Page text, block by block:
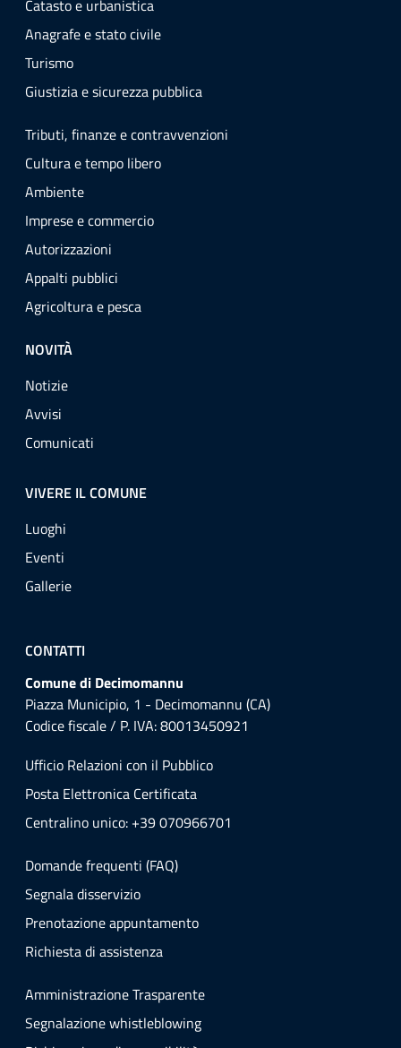
Catasto e urbanistica
Anagrafe e stato civile
Turismo
Giustizia e sicurezza pubblica
Tributi, finanze e contravvenzioni
Cultura e tempo libero
Ambiente
Imprese e commercio
Autorizzazioni
Appalti pubblici
Agricoltura e pesca
NOVITÀ
Notizie
Avvisi
Comunicati
VIVERE IL COMUNE
Luoghi
Eventi
Gallerie
CONTATTI
Comune di Decimomannu
Piazza Municipio, 1 - Decimomannu (CA)
Codice fiscale / P. IVA: 80013450921
Ufficio Relazioni con il Pubblico
Posta Elettronica Certificata
Centralino unico: +39 070966701
Domande frequenti (FAQ)
Segnala disservizio
Prenotazione appuntamento
Richiesta di assistenza
Amministrazione Trasparente
Segnalazione whistleblowing